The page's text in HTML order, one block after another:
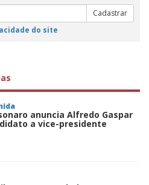
Cadastrar
do site
anuncia Alfredo Gaspar
a vice-presidente